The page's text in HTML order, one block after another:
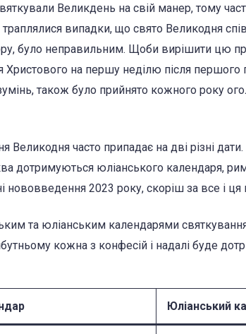
Великдень на свій манер, тому
випадки, що свято Великодня
було неправильним. Щоби вирішити цю
Христового на першу неділю після першого
також було прийнято кожного року
Великодня часто припадає на дві різні
дотримуються юліанського календаря,
нововведення 2023 року, скоріш за все і ця
та юліанським календарями
кожна з конфесій і надалі буде
Юліанський